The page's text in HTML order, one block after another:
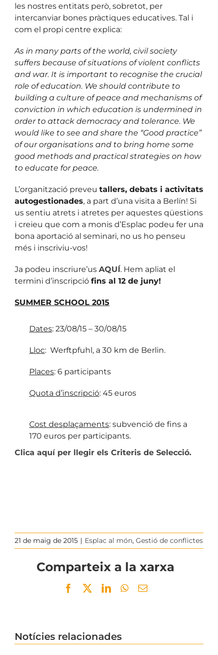
les nostres entitats però, sobretot, per
intercanviar bones pràctiques educatives. Tal i
com el propi centre explica:
As in many parts of the world, civil society
suffers because of situations of violent conflicts
and war. It is important to recognise the crucial
role of education. We should contribute to
building a culture of peace and mechanisms of
conviction in which education is undermined in
order to attack democracy and tolerance. We
would like to see and share the “Good practice”
of our organisations and to bring home some
good methods and practical strategies on how
to educate for peace.
L’organització preveu tallers, debats i activitats
autogestionades, a part d’una visita a Berlín! Si
us sentiu atrets i atretes per aquestes qüestions
i creieu que com a monis d’Esplac podeu fer una
bona aportació al seminari, no us ho penseu
més i inscriviu-vos!
Ja podeu inscriure’us AQUÍ. Hem apliat el
termini d’inscripció fins al 12 de juny!
SUMMER SCHOOL 2015
Dates: 23/08/15 – 30/08/15
Lloc: Werftpfuhl, a 30 km de Berlin.
Places: 6 participants
Quota d’inscripció: 45 euros
Cost desplaçaments: subvenció de fins a
170 euros per participants.
Clica aquí per llegir els Criteris de Selecció.
21 de maig de 2015 | Esplac al món, Gestió de conflictes
Comparteix a la xarxa
Facebook
TwitterLinkedInWhatsApp
Email
Notícies relacionades